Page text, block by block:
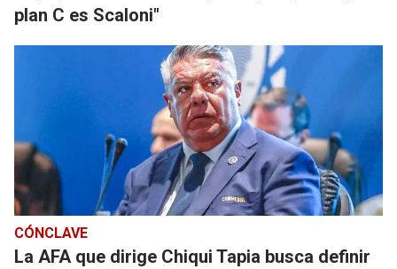
plan C es Scaloni"
CÓNCLAVE
La AFA que dirige Chiqui Tapia busca definir